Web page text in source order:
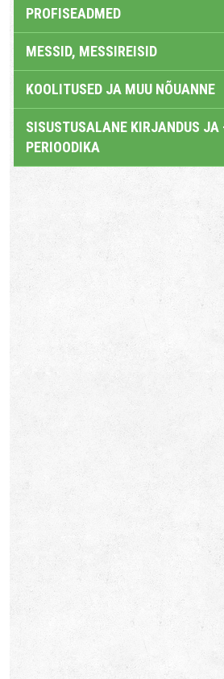
PROFISEADMED
MESSID, MESSIREISID
KOOLITUSED JA MUU NÕUANNE
SISUSTUSALANE KIRJANDUS JA
PERIOODIKA